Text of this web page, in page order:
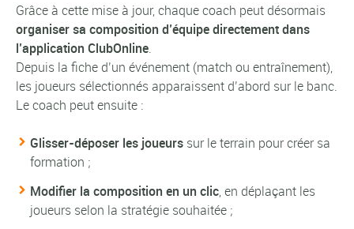
Grâce à cette mise à jour, chaque coach peut désormais
organiser sa composition d’équipe directement dans
l’application ClubOnline.
Depuis la fiche d’un événement (match ou entraînement),
les joueurs sélectionnés apparaissent d’abord sur le banc.
Le coach peut ensuite :
Glisser-déposer les joueurs sur le terrain pour créer sa
formation ;
Modifier la composition en un clic, en déplaçant les
joueurs selon la stratégie souhaitée ;